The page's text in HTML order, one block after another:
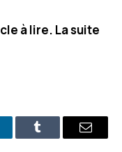
à lire. La suite
Tumblr E-